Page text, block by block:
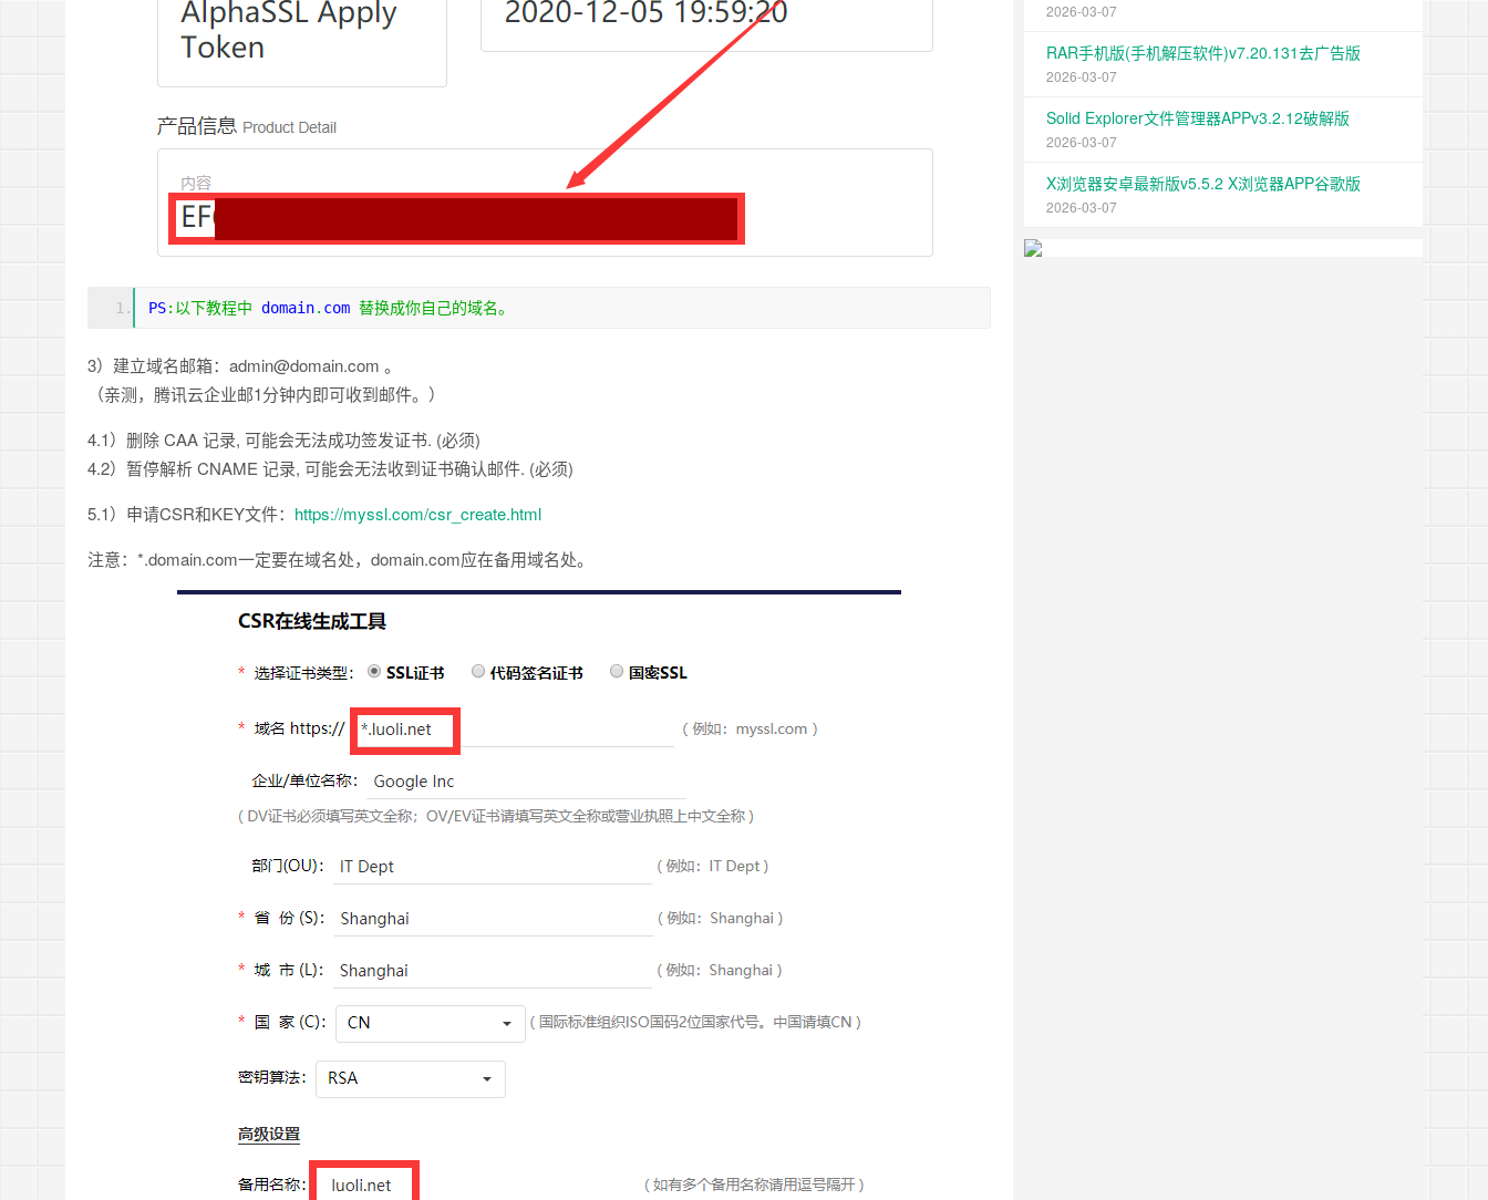
PS:以下教程中 domain. com 替换成你自己的域名。
3）建立域名邮箱：admin@domain.com 。
（亲测，腾讯云企业邮1分钟内即可收到邮件。）
4.1）删除 CAA 记录, 可能会无法成功签发证书. (必须)
4.2）暂停解析 CNAME 记录, 可能会无法收到证书确认邮件. (必须)
5.1）申请CSR和KEY文件： https://myssl.com/csr_create.html
注意：*.domain.com一定要在域名处，domain.com应在备用域名处。
2026-03-07
RAR手机版(手机解压软件)v7.20.131去广告版
2026-03-07
Solid Explorer文件管理器APPv3.2.12破解版
2026-03-07
X浏览器安卓最新版v5.5.2 X浏览器APP谷歌版
2026-03-07